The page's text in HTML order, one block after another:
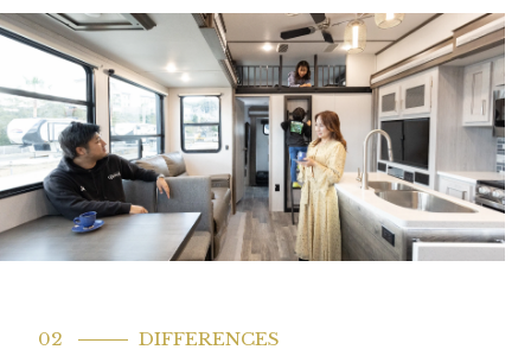
02 DIFFERENCES